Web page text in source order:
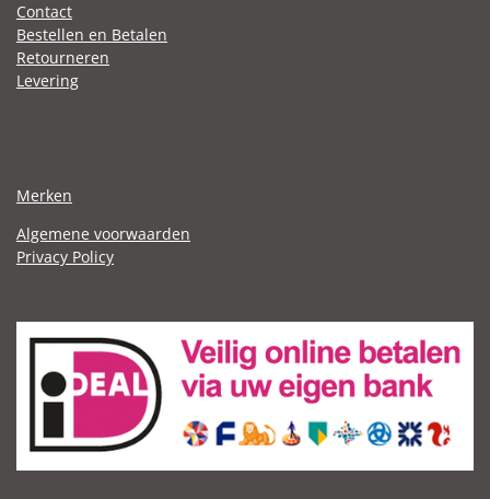
Contact
Bestellen en Betalen
Retourneren
Levering
Merken
Algemene voorwaarden
Privacy Policy